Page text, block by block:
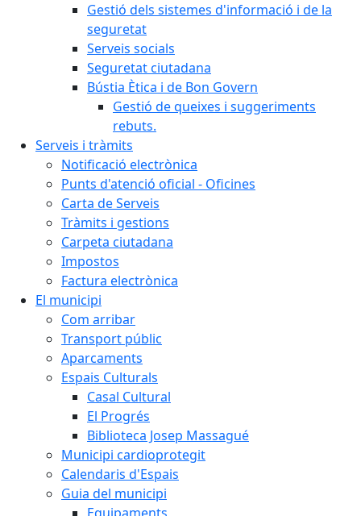
Gestió dels sistemes d'informació i de la
seguretat
Serveis socials
Seguretat ciutadana
Bústia Ètica i de Bon Govern
Gestió de queixes i suggeriments
rebuts.
Serveis i tràmits
Notificació electrònica
Punts d'atenció oficial - Oficines
Carta de Serveis
Tràmits i gestions
Carpeta ciutadana
Impostos
Factura electrònica
El municipi
Com arribar
Transport públic
Aparcaments
Espais Culturals
Casal Cultural
El Progrés
Biblioteca Josep Massagué
Municipi cardioprotegit
Calendaris d'Espais
Guia del municipi